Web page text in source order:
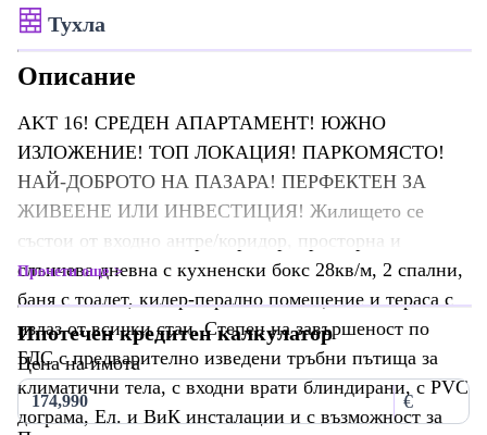
Тухла
Описание
AKT 16! СРЕДЕН АПАРТАМЕНТ! ЮЖНО
ИЗЛОЖЕНИЕ! TОП ЛОКАЦИЯ! ПАРКОМЯСТО!
НАЙ-ДОБРОТО НА ПАЗАРА! ПЕРФЕКТЕН ЗА
ЖИВЕЕНЕ ИЛИ ИНВЕСТИЦИЯ! Жилището се
състои от входно антре/коридор, просторна и
слънчева дневна с кухненски бокс 28кв/м, 2 спални,
баня с тоалет, килер-перално помещение и тераса с
излаз от всички стаи. Степен на завършеност по
БДС с предварително изведени тръбни пътища за
климатични тела, с входни врати блиндирани, с PVC
дограма, Ел. и ВиК инсталации и с възможност за
Прочети още
Ипотечен кредитен калкулатор
Цена на имота
€